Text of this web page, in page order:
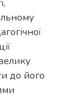
до його